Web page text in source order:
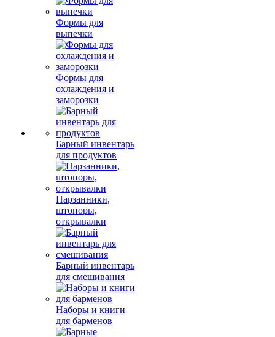
Формы для
выпечки
Формы для
охлаждения и
заморозки
Барный инвентарь
для продуктов
Нарзанники,
штопоры,
открывалки
Барный инвентарь
для смешивания
Наборы и книги
для барменов